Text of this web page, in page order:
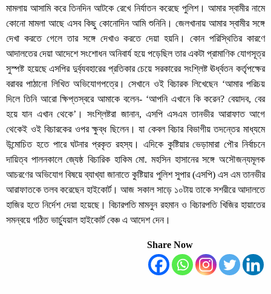
মামলায় আসামি করে তিনদিন আটকে রেখে নির্যাতন করেছে পুলিশ। আমার স্বামীর নামে
কোনো মামলা আছে এসব কিছু কোনোদিন আমি শুনিনি। জেলখানায় আমার স্বামীর সঙ্গে
দেখা করতে গেলে তার সঙ্গে দেখাও করতে দেয়া হয়নি। কোন পরিস্থিতির কারণে
আদালতের দেয়া আদেশে সংশোধন অনিবার্য হয়ে পড়েছিল তার একটা প্রামাণিক যোগসূত্র
সুস্পষ্ট হয়েছে এসপির দুর্ব্যবহারের প্রতিকার চেয়ে সরকারের সংশ্লিষ্ট ঊর্ধ্বতন কর্তৃপক্ষের
বরাবর পাঠানো লিখিত অভিযোগপত্রে। সেখানে ওই বিচারক লিখেছেন ‘আমার পরিচয়
দিলে তিনি আরো ক্ষিপ্তস্বরে আমাকে বলেন- ‘আপনি এখানে কি করেন? বেয়াদব, বের
হয়ে যান এখান থেকে’। সংশ্লিষ্টরা জানান, এসপি এসএম তানভীর আরাফাত আগে
থেকেই ওই বিচারকের ওপর ক্ষুব্ধ ছিলেন। যা কেবল বিচার বিভাগীয় তদন্তের মাধ্যমে
উন্মোচিত হতে পারে ঘটনার প্রকৃত রহস্য। এদিকে কুষ্টিয়ার ভেড়ামারা পৌর নির্বাচনে
দায়িত্ব পালনকালে জ্যেষ্ঠ বিচারিক হাকিম মো. মহসিন হাসানের সঙ্গে অসৌজন্যমূলক
আচরণের অভিযোগ বিষয়ে ব্যাখ্যা জানাতে কুষ্টিয়ার পুলিশ সুপার (এসপি) এস এম তানভীর
আরাফাতকে তলব করেছেন হাইকোর্ট। আজ সকাল সাড়ে ১০টায় তাকে সশরীরে আদালতে
হাজির হতে নির্দেশ দেয়া হয়েছে। বিচারপতি মামনুন রহমান ও বিচারপতি খিজির হায়াতের
সমন্বয়ে গঠিত ভার্চ্যুয়াল হাইকোর্ট বেঞ্চ এ আদেশ দেন।
Share Now